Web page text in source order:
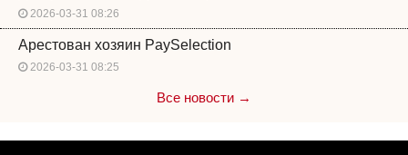
2026-03-31 08:26
Арестован хозяин PaySelection
2026-03-31 08:25
Все новости →